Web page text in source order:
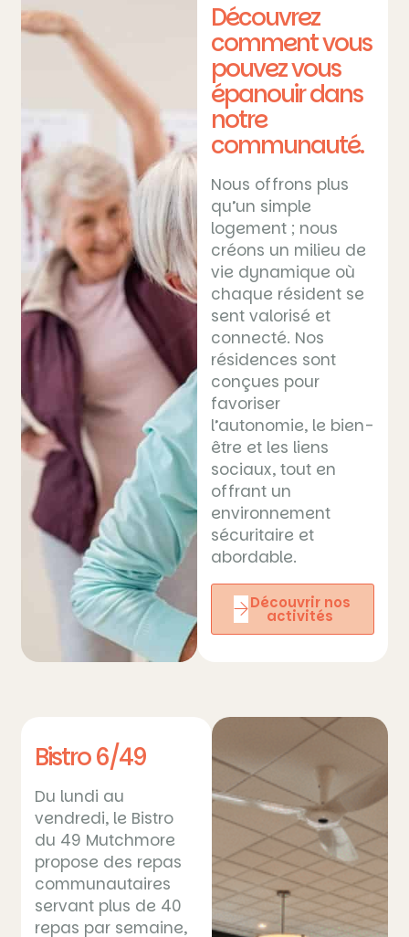
Découvrez
comment vous
pouvez vous
épanouir dans
notre
communauté.
Nous offrons plus
qu’un simple
logement ; nous
créons un milieu de
vie dynamique où
chaque résident se
sent valorisé et
connecté. Nos
résidences sont
conçues pour
favoriser
l’autonomie, le bien-
être et les liens
sociaux, tout en
offrant un
environnement
sécuritaire et
abordable.
Découvrir nos
activités
Bistro 6/49
Du lundi au
vendredi, le Bistro
du 49 Mutchmore
propose des repas
communautaires
servant plus de 40
repas par semaine,